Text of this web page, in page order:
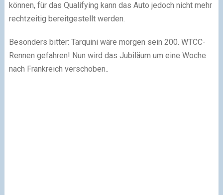
können, für das Qualifying kann das Auto jedoch nicht mehr
rechtzeitig bereitgestellt werden.
Besonders bitter: Tarquini wäre morgen sein 200. WTCC-
Rennen gefahren! Nun wird das Jubiläum um eine Woche
nach Frankreich verschoben..